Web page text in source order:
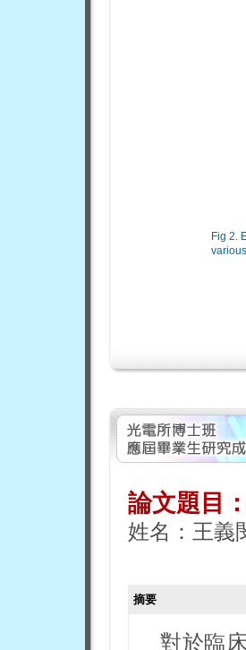
Fig 2.
論文題目：
姓名：王義
摘要
對於臨